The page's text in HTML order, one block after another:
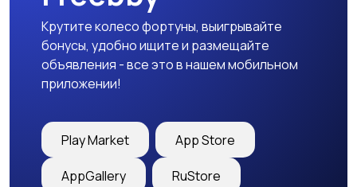
Крутите колесо фортуны, выигрывайте
бонусы, удобно ищите и размещайте
объявления - все это в нашем мобильном
приложении!
Play Market App Store
AppGallery RuStore